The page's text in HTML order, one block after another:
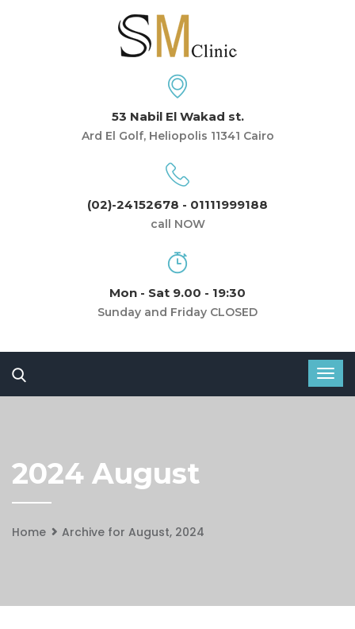
53 Nabil El Wakad st.
Ard El Golf, Heliopolis 11341 Cairo
(02)-24152678 - 01111999188
call NOW
Mon - Sat 9.00 - 19:30
Sunday and Friday CLOSED
2024 August
Home Archive for August, 2024